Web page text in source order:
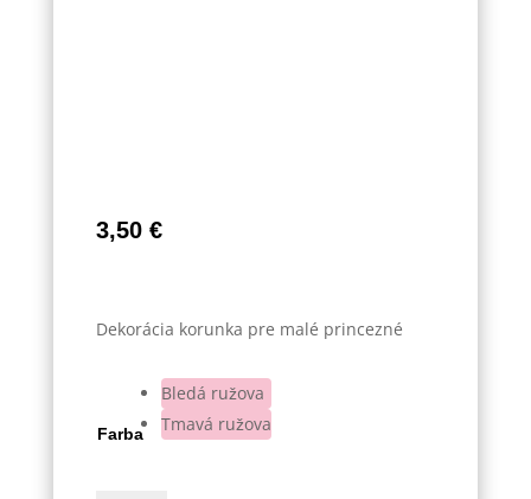
3,50 €
Dekorácia korunka pre malé princezné
Farba
Bledá ružova
Tmavá ružova